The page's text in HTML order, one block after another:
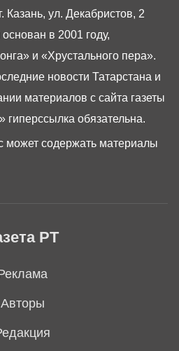
РТ
Авторы
Казань, ул. Декабристов, 2
в 2001 году,
и «Хрустального пера».
новости Татарстана и
материалов с сайта газеты
гиперссылка обязательна.
может содержать материалы